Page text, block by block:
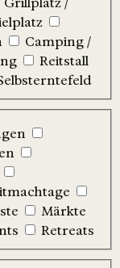
Camping /
Reitstall
Märkte
Retreats